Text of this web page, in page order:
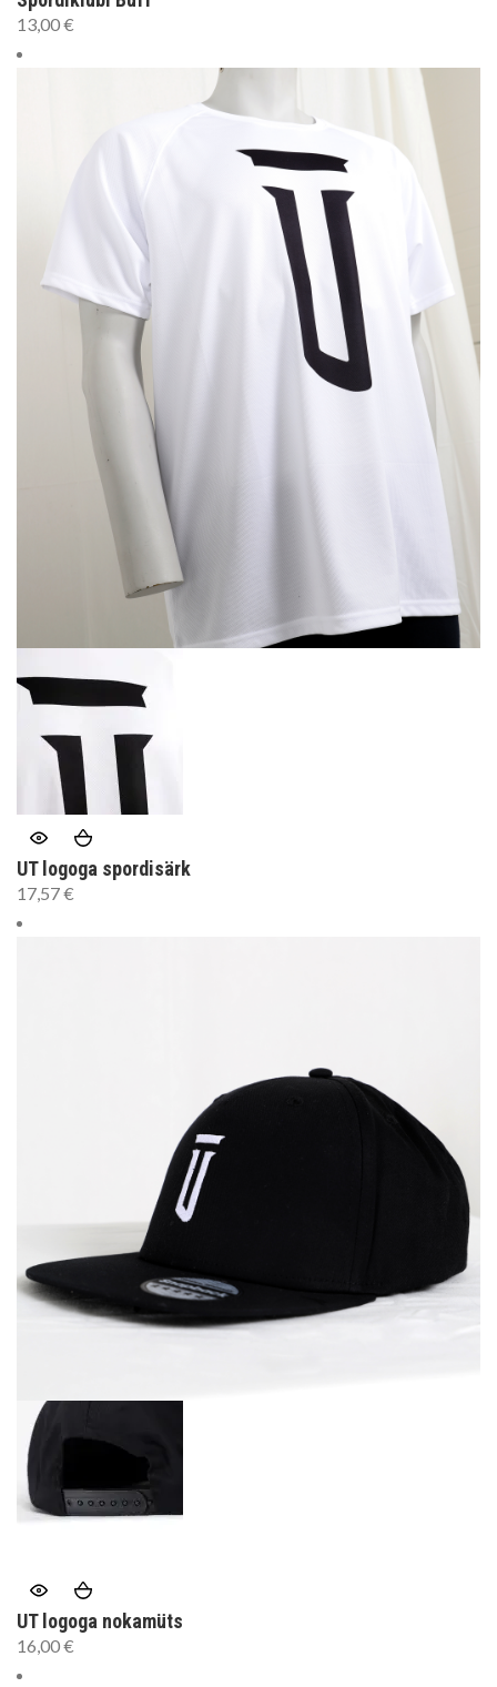
13,00€
UT logoga spordisärk
17,57€
UT logoga nokamüts
16,00€